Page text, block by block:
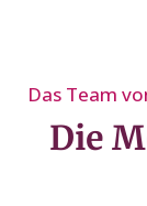
Das Team
Die